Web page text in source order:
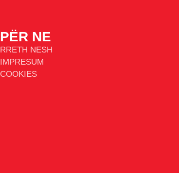
PËR NE
RRETH NESH
IMPRESUM
COOKIES